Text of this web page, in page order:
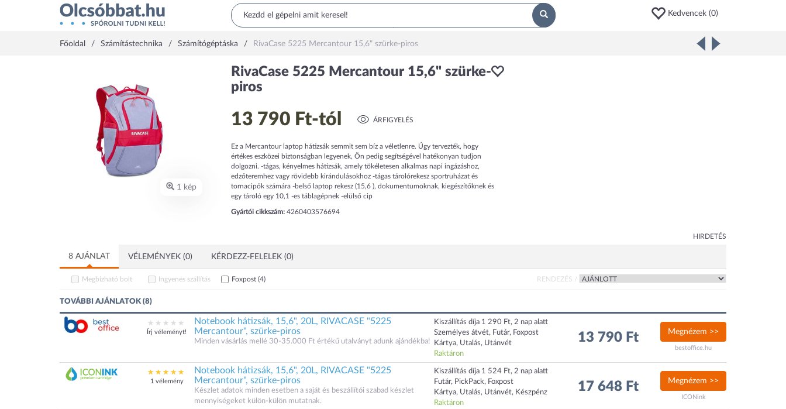
Kedvencek (0)
Főoldal Számítástechnika Számítógéptáska RivaCase 5225 Mercantour 15,6" szürke-piros
1 kép
RivaCase 5225 Mercantour 15,6" szürke-
piros
13 790 Ft-tól ÁRFIGYELÉS
Ez a Mercantour laptop hátizsák semmit sem bíz a véletlenre. Úgy tervezték, hogy
értékes eszközei biztonságban legyenek, Ön pedig segítségével hatékonyan tudjon
dolgozni. -tágas, kényelmes hátizsák, amely tökéletesen alkalmas napi ingázáshoz,
edzőteremhez vagy rövidebb kirándulásokhoz -tágas tárolórekesz sportruházat és
tornacipők számára -belső laptop rekesz (15,6 ), dokumentumoknak, kiegészítőknek és
egy tároló egy 10,1 -es táblagépnek -elülső cip
Gyártói cikkszám:4260403576694
HIRDETÉS
8 AJÁNLAT VÉLEMÉNYEK (0) KÉRDEZZ-FELELEK (0)
Megbízható bolt Ingyenes szállítás Foxpost (4) RENDEZÉS /
TOVÁBBI AJÁNLATOK (8)
Írj véleményt!
Notebook hátizsák, 15,6", 20L, RIVACASE "5225
Mercantour", szürke-piros
Minden vásárlás mellé 30-35.000 Ft értékű utalványt adunk ajándékba!
Kiszállítás díja 1 290 Ft, 2 nap alatt
Személyes átvét, Futár, Foxpost
Kártya, Utalás, Utánvét
Raktáron
13 790 Ft Megnézem >>
bestoffice.hu
1 vélemény
Notebook hátizsák, 15,6", 20L, RIVACASE "5225
Mercantour", szürke-piros
Készlet adatok minden esetben a saját és beszállítói szabad készlet
mennyiségeket külön-külön mutatnak.
Kiszállítás díja 1 524 Ft, 2 nap alatt
Futár, PickPack, Foxpost
Kártya, Utalás, Utánvét, Készpénz
Raktáron
17 648 Ft Megnézem >>
ICONink